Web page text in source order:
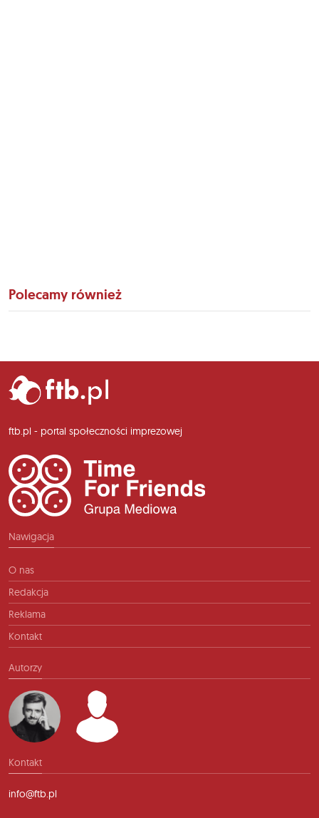
Polecamy również
ftb.pl - portal społeczności imprezowej
Nawigacja
O nas
Redakcja
Reklama
Kontakt
Autorzy
Kontakt
info@ftb.pl